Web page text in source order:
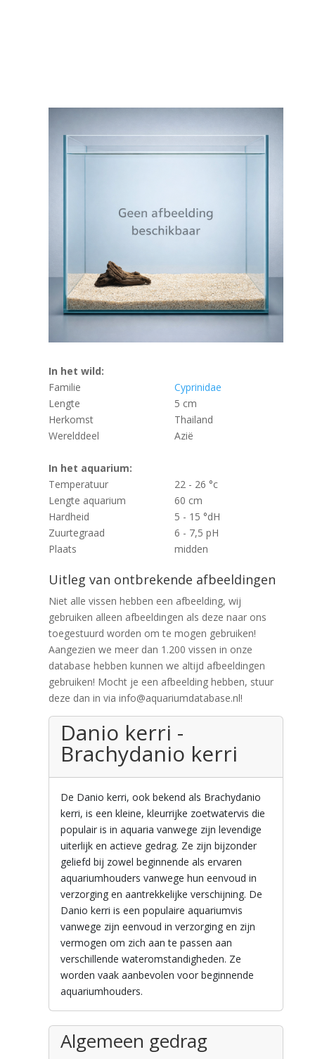
In het wild:
Familie
Cyprinidae
Lengte
5 cm
Herkomst
Thailand
Werelddeel
Azië
In het aquarium:
Temperatuur
22 - 26 °c
Lengte aquarium
60 cm
Hardheid
5 - 15 °dH
Zuurtegraad
6 - 7,5 pH
Plaats
midden
Uitleg van ontbrekende afbeeldingen
Niet alle vissen hebben een afbeelding, wij
gebruiken alleen afbeeldingen als deze naar ons
toegestuurd worden om te mogen gebruiken!
Aangezien we meer dan 1.200 vissen in onze
database hebben kunnen we altijd afbeeldingen
gebruiken! Mocht je een afbeelding hebben, stuur
deze dan in via info@aquariumdatabase.nl!
Danio kerri -
Brachydanio kerri
De Danio kerri, ook bekend als Brachydanio
kerri, is een kleine, kleurrijke zoetwatervis die
populair is in aquaria vanwege zijn levendige
uiterlijk en actieve gedrag. Ze zijn bijzonder
geliefd bij zowel beginnende als ervaren
aquariumhouders vanwege hun eenvoud in
verzorging en aantrekkelijke verschijning. De
Danio kerri is een populaire aquariumvis
vanwege zijn eenvoud in verzorging en zijn
vermogen om zich aan te passen aan
verschillende wateromstandigheden. Ze
worden vaak aanbevolen voor beginnende
aquariumhouders.
Algemeen gedrag